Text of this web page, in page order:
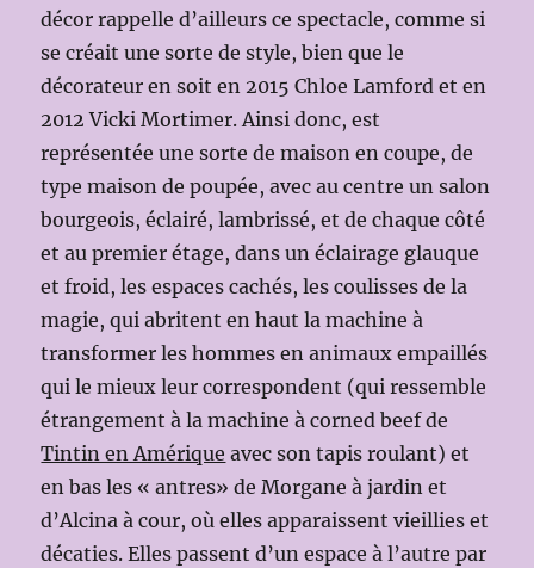
décor rappelle d’ailleurs ce spectacle, comme si
se créait une sorte de style, bien que le
décorateur en soit en 2015 Chloe Lamford et en
2012 Vicki Mortimer. Ainsi donc, est
représentée une sorte de maison en coupe, de
type maison de poupée, avec au centre un salon
bourgeois, éclairé, lambrissé, et de chaque côté
et au premier étage, dans un éclairage glauque
et froid, les espaces cachés, les coulisses de la
magie, qui abritent en haut la machine à
transformer les hommes en animaux empaillés
qui le mieux leur correspondent (qui ressemble
étrangement à la machine à corned beef de
Tintin en Amérique avec son tapis roulant) et
en bas les « antres» de Morgane à jardin et
d’Alcina à cour, où elles apparaissent vieillies et
décaties. Elles passent d’un espace à l’autre par